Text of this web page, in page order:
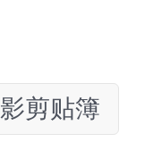
剪贴簿